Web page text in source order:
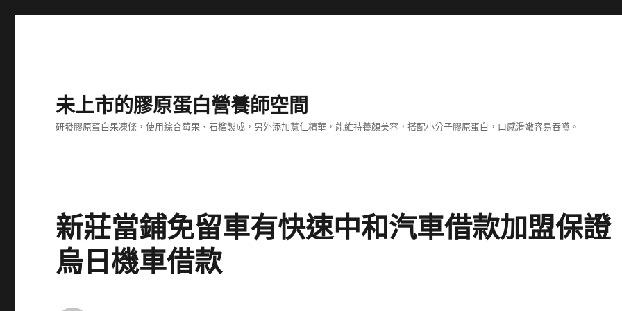
未上市的膠原蛋白營養師空間
研發膠原蛋白果凍條，使用綜合莓果、石榴製成，另外添加薏仁精華，能維持養顏美容，搭配小分子膠原蛋白，口感滑嫩容易吞嚥。
新莊當鋪免留車有快速中和汽車借款加盟保證
烏日機車借款